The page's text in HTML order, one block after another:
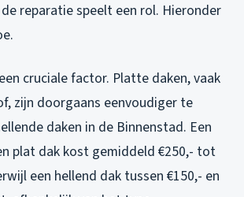
reparatie speelt een rol. Hieronder
cruciale factor. Platte daken, vaak
zijn doorgaans eenvoudiger te
daken in de Binnenstad. Een
plat dak kost gemiddeld €250,- tot
een hellend dak tussen €150,- en